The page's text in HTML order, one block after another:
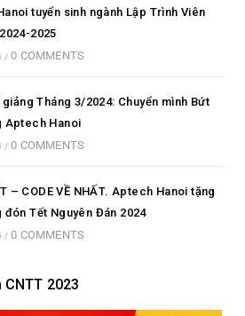
tuyển sinh ngành Lập Trình Viên
2025
/ 0 COMMENTS
Tháng 3/2024: Chuyển mình Bứt
Aptech Hanoi
/ 0 COMMENTS
– CODE VỀ NHẤT. Aptech Hanoi tặng
đón Tết Nguyên Đán 2024
/ 0 COMMENTS
CNTT 2023